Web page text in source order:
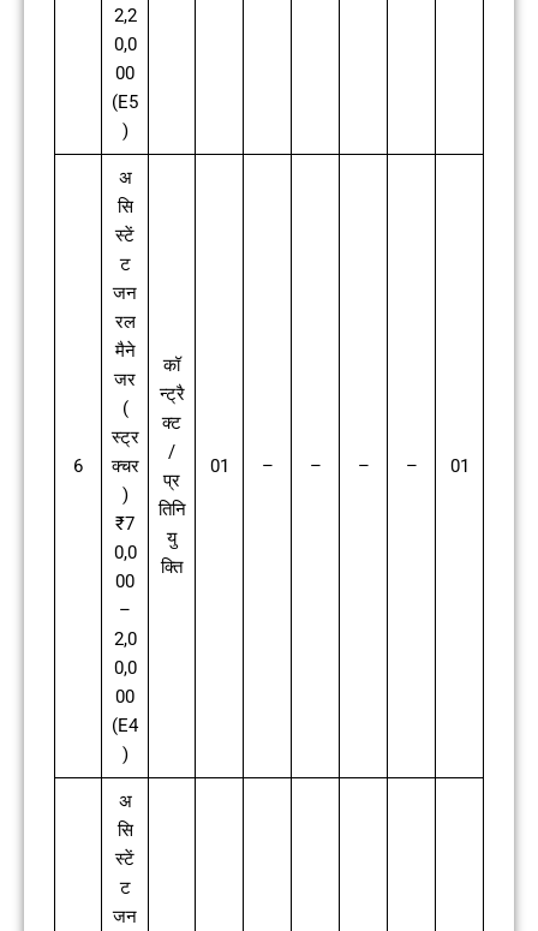
2,2
0,0
00
(E5
)
6
अ
सि
स्टें
ट
जन
रल
मैने
जर
(
स्ट्र
क्चर
)
₹7
0,0
00
–
2,0
0,0
00
(E4
)
कॉ
न्ट्रै
क्ट
/
प्र
तिनि
यु
क्ति
01 – – – – 01
अ
सि
स्टें
ट
जन